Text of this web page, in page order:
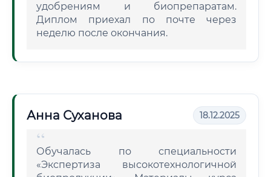
удобрениям и биопрепаратам.
Диплом приехал по почте через
неделю после окончания.
Анна Суханова 18.12.2025
Обучалась по специальности
«Экспертиза высокотехнологичной